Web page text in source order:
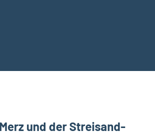
und der Streisand-